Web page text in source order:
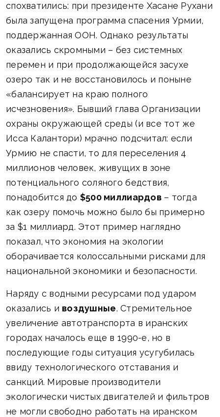
спохватились: при президенте Хасане Рухани
была запущена программа спасения Урмии,
поддержанная ООН. Однако результаты
оказались скромными – без системных
перемен и при продолжающейся засухе
озеро так и не восстановилось и поныне
«балансирует на краю полного
исчезновения». Бывший глава Организации
охраны окружающей среды (и все тот же
Исса Калантори) мрачно подсчитал: если
Урмию не спасти, то для переселения 4
миллионов человек, живущих в зоне
потенциального соляного бедствия,
понадобится до $500 миллиардов– тогда
как озеру помочь можно было бы примерно
за $1 миллиард. Этот пример наглядно
показал, что экономия на экологии
оборачивается колоссальными рисками для
национальной экономики и безопасности.
Наряду с водными ресурсами под ударом
оказались и воздушные. Стремительное
увеличение автотранспорта в иранских
городах началось еще в 1990-е, но в
последующие годы ситуация усугубилась
ввиду технологического отставания и
санкций. Мировые производители
экологически чистых двигателей и фильтров
не могли свободно работать на иранском